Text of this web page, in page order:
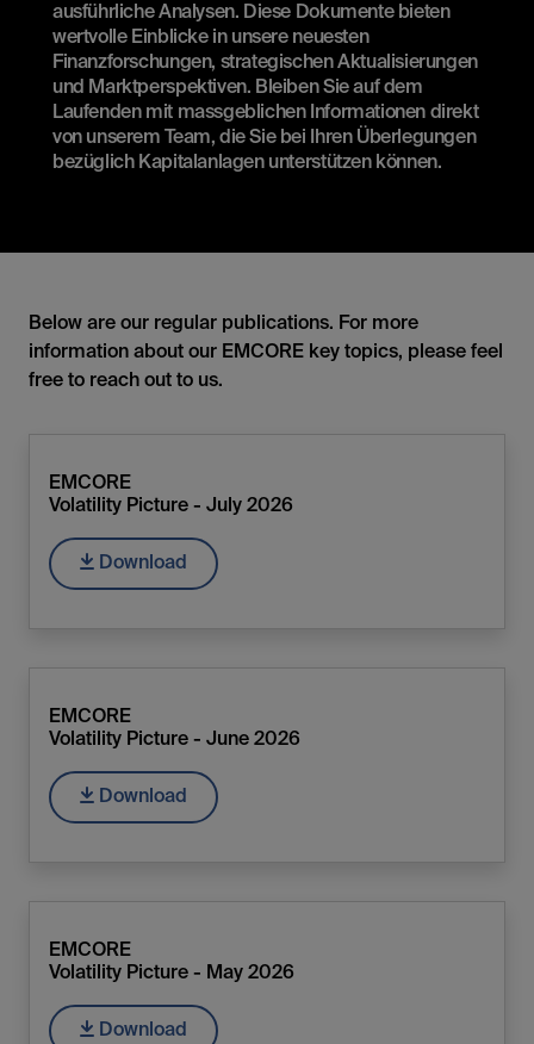
ausführliche Analysen. Diese Dokumente bieten
wertvolle Einblicke in unsere neuesten
Finanzforschungen, strategischen Aktualisierungen
und Marktperspektiven. Bleiben Sie auf dem
Laufenden mit massgeblichen Informationen direkt
von unserem Team, die Sie bei Ihren Überlegungen
bezüglich Kapitalanlagen unterstützen können.
Below are our regular publications. For more
information about our EMCORE key topics, please feel
free to reach out to us.
EMCORE
Volatility Picture - July 2026
Download
EMCORE
Volatility Picture - June 2026
Download
EMCORE
Volatility Picture - May 2026
Download